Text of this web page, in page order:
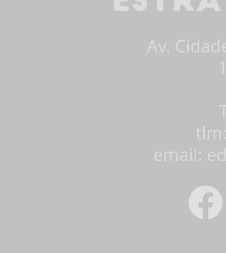
Av.
email: